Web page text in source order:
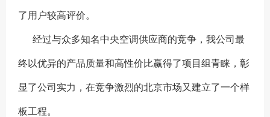
了用户较高评价。
经过与众多知名中央空调供应商的竞争，我公司最
终以优异的产品质量和高性价比赢得了项目组青睐，彰
显了公司实力，在竞争激烈的北京市场又建立了一个样
板工程。